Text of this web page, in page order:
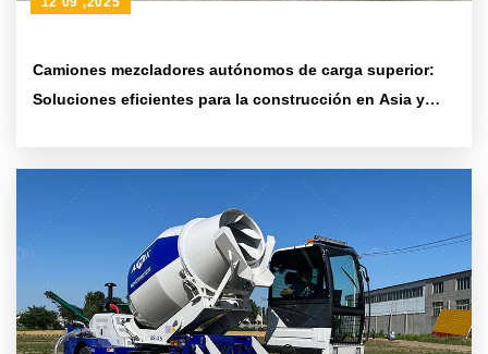
Camiones mezcladores autónomos de carga superior:
Soluciones eficientes para la construcción en Asia y